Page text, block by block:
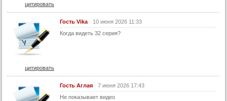
цитировать
Гость Vika
10 июня 2026 11:33
Когда видеть 32 серия?
цитировать
Гость Аглая
7 июня 2026 17:43
Не показывает видео